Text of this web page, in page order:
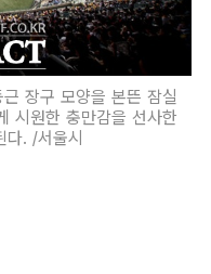
장구 모양을 본뜬 잠실
시원한 충만감을 선사한
. /서울시